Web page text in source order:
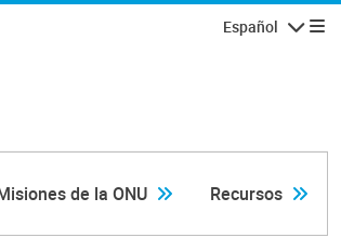
Español
de la ONU Recursos